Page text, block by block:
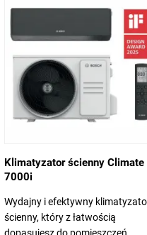
Klimatyzator ścienny Climate
7000i
Wydajny i efektywny
ścienny, który z łatwością